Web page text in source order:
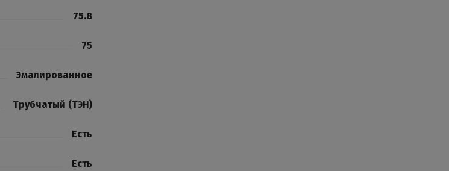
75.8
75
Эмалированное
Трубчатый (ТЭН)
Есть
Есть